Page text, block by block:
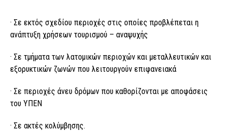
· Σε εκτός σχεδίου περιοχές στις οποίες προβλέπεται η
ανάπτυξη χρήσεων τουρισμού – αναψυχής
· Σε τμήματα των λατομικών περιοχών και μεταλλευτικών και
εξορυκτικών ζωνών που λειτουργούν επιφανειακά
· Σε περιοχές άνευ δρόμων που καθορίζονται με αποφάσεις
του ΥΠΕΝ
· Σε ακτές κολύμβησης.